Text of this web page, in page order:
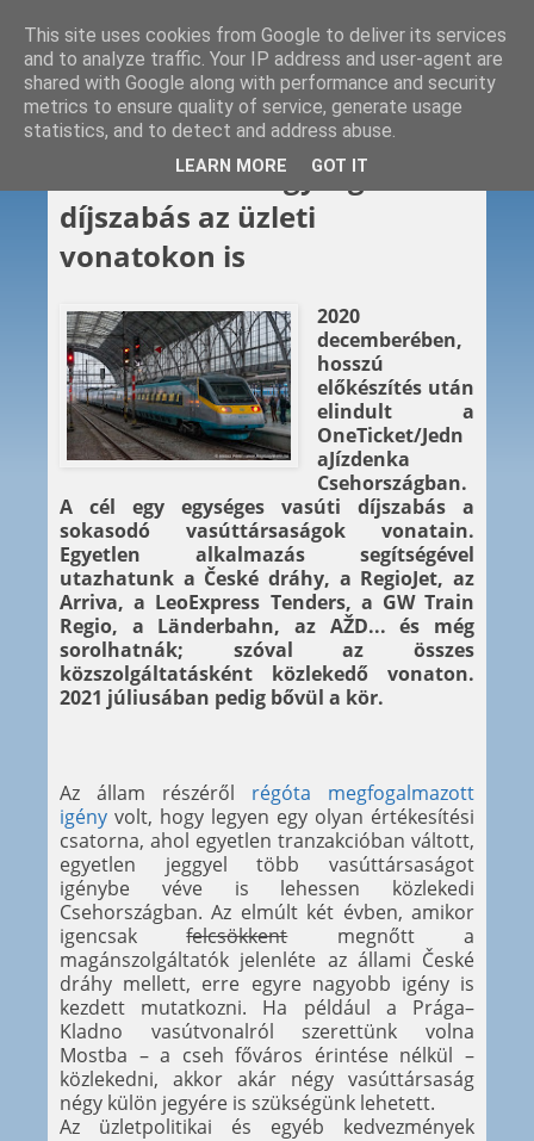
2021. 06. 23.
Közös nevező: egységes
díjszabás az üzleti
vonatokon is
2020
decemberében,
hosszú
előkészítés után
elindult a
OneTicket/Jedn
aJízdenka
Csehországban.
A cél egy egységes vasúti díjszabás a
sokasodó vasúttársaságok vonatain.
Egyetlen alkalmazás segítségével
utazhatunk a České dráhy, a RegioJet, az
Arriva, a LeoExpress Tenders, a GW Train
Regio, a Länderbahn, az AŽD... és még
sorolhatnák; szóval az összes
közszolgáltatásként közlekedő vonaton.
2021 júliusában pedig bővül a kör.
Az állam részéről régóta megfogalmazott
igény volt, hogy legyen egy olyan értékesítési
csatorna, ahol egyetlen tranzakcióban váltott,
egyetlen jeggyel több vasúttársaságot
igénybe véve is lehessen közlekedi
Csehországban. Az elmúlt két évben, amikor
igencsakfelcsökkentmegnőtt a
magánszolgáltatók jelenléte az állami České
dráhy mellett, erre egyre nagyobb igény is
kezdett mutatkozni. Ha például a Prága–
Kladno vasútvonalról szerettünk volna
Mostba – a cseh főváros érintése nélkül –
közlekedni, akkor akár négy vasúttársaság
négy külön jegyére is szükségünk lehetett.
Az üzletpolitikai és egyéb kedvezmények
This site uses cookies from Google to deliver its services
and to analyze traffic. Your IP address and user-agent are
shared with Google along with performance and security
metrics to ensure quality of service, generate usage
statistics, and to detect and address abuse.
LEARN MORE GOT IT